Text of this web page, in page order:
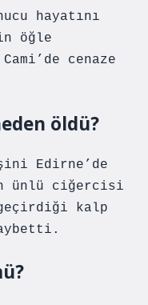
hayatını
öğle
cenaze
öldü?
Edirne’de
ünlü ciğercisi
kalp